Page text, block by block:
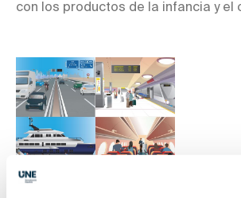
con los productos de la infancia y el